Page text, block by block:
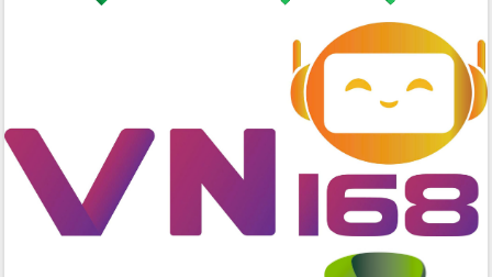
Quyết liệt cải cách hành chính, khơi
thông nguồn lực phát triển
Nâng cao hiệu lực, hiệu quả HĐND
tỉnh thông qua hiện đại hóa hành chính
Xã Ea Phê gắn cải cách hành chính với